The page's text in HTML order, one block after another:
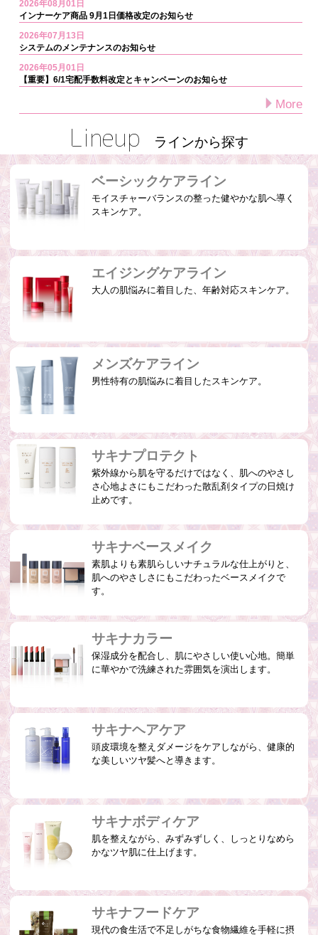
2026年08月01日
インナーケア商品 9月1日価格改定のお知らせ
2026年07月13日
システムのメンテナンスのお知らせ
2026年05月01日
【重要】6/1宅配手数料改定とキャンペーンのお知らせ
More
Lineup ラインから探す
ベーシックケアライン
モイスチャーバランスの整った健やかな肌へ導く
スキンケア。
エイジングケアライン
大人の肌悩みに着目した、年齢対応スキンケア。
メンズケアライン
男性特有の肌悩みに着目したスキンケア。
サキナプロテクト
紫外線から肌を守るだけではなく、肌へのやさし
さ心地よさにもこだわった散乱剤タイプの日焼け
止めです。
サキナベースメイク
素肌よりも素肌らしいナチュラルな仕上がりと、
肌へのやさしさにもこだわったベースメイクで
す。
サキナカラー
保湿成分を配合し、肌にやさしい使い心地。簡単
に華やかで洗練された雰囲気を演出します。
サキナヘアケア
頭皮環境を整えダメージをケアしながら、健康的
な美しいツヤ髪へと導きます。
サキナボディケア
肌を整えながら、みずみずしく、しっとりなめら
かなツヤ肌に仕上げます。
サキナフードケア
現代の食生活で不足しがちな食物繊維を手軽に摂